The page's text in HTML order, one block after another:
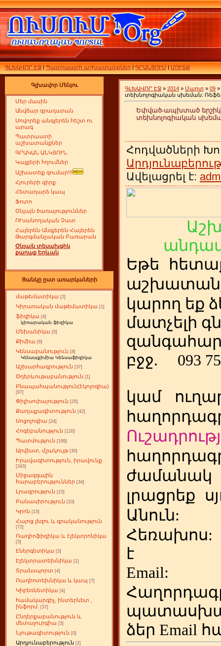
ԳԼԽԱՎՈՐ ԷՋ|Պատրաստի աշխատանքներ|ԳՐԱՆՑՈՒՄ|ՄՈՒՏՔ
Գլխավոր Մենյու
Մեր մասին
Անվճար գրադարան
Սովորեք անգլերեն հեշտ ու
արագ
Պատրաստի
աշխատանքներ
ԳՐԱԿԱՆ ԱՆԿՅՈՒՆ
Կայքերի հղումներ
Աշխատեք գումար!!!
Հյուրերի գիրք
Հետադարձ կապ
Ֆոտո
Օնլայն ծառայություններ
ՈՒսանողական Չատ
Հայերեն-Անգլերեն-Հայերեն
Թարգմանչական Բառարան
Օնլայն տեսախցիկ
քաղաք Երևան
Ցանկը ըստ առարկաների
մաթեմատիկա [2]
Կիրառական մաթեմատիկա [1]
ֆիզիկա [4]
կիռարական ֆիզիկա
Մեխանիկա [0]
Քիմիա [6]
Կենսաբանություն [8]
Կենսաքիմիա Կենսաֆիզիկա
Աշխարհագրություն [37]
Օդերևութաբանություն [1]
Բնապահպանություն(էկոլոգիա)
[97]
Փիլիսոփայություն [25]
Քաղաքագիտություն [42]
Սոցոլոգիա [24]
Հոգեբանություն [120]
Պատմություն [189]
Արվեստ, մշակույթ [30]
Իրավագիտություն, իրավունք
[343]
Միջազգային
հարաբերություններ [34]
Լրագրություն [15]
Բանասիրություն [10]
Կրոն [15]
Հայոց լեզու և գրականություն
[72]
Ռադիոֆիզիկա և էլեկտրոնիկա
[3]
Էներգետիկա [3]
Էլեկտրատեխնիկա [1]
Տրանսպորտ [4]
Ռադիոտեխնիկա և կապ [7]
Կիբեռնետիկա [4]
համակարգիչ, ինտերնետ ,
ինֆորմ.
[37]
Ընդերքաբանություն և
մետալուրգիա [3]
Նյութագիտություն [0]
Արդյունաբերություն [2]
ԳԼԽԱՎՈՐ ԷՋ » 2014 » Մարտ » 09
տեխնոլոգիական սխեման:
Եփված-ապխտած
տեխնոլոգիական
Հոդվածների
Ավելացրել է:
Եթե հ
կարող եք
մատչելի
բջջ.
093
կամ
ժամանակ
լրացրեք
Անուն:
Հեռախոս
է
ձեր Email